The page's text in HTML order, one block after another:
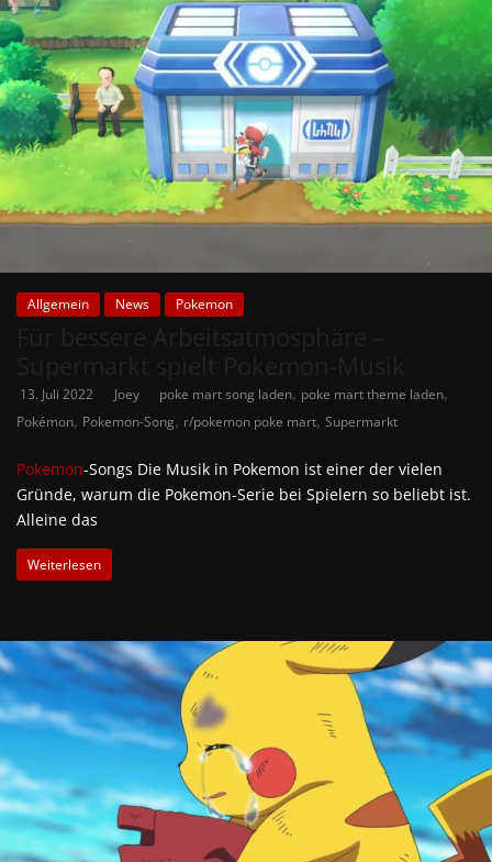
Allgemein News Pokemon
13. Juli 2022 Joey poke mart song laden, poke mart theme laden,
Pokémon, Pokemon-Song, r/pokemon poke mart, Supermarkt
Pokemon-Songs Die Musik in Pokemon ist einer der vielen
Gründe, warum die Pokemon-Serie bei Spielern so beliebt ist.
Alleine das
Weiterlesen